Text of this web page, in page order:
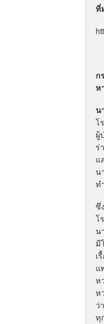
ที่
ก
ห
น
โ
ผู้
ร่
แ
น
ท
ซึ่
โ
น
มี
เ
แ
ห
ห
ว่
ทุ